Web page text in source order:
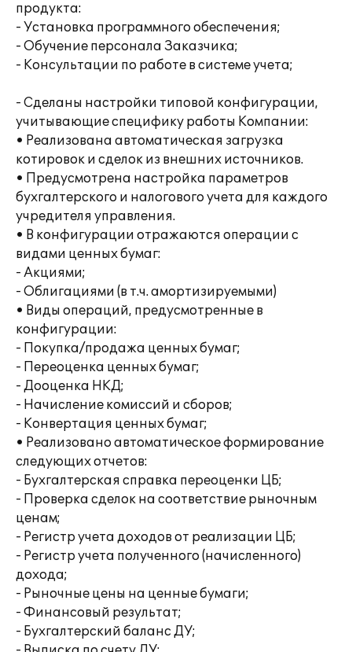
продукта:
- Установка программного обеспечения;
- Обучение персонала Заказчика;
- Консультации по работе в системе учета;
- Сделаны настройки типовой конфигурации,
учитывающие специфику работы Компании:
• Реализована автоматическая загрузка
котировок и сделок из внешних источников.
• Предусмотрена настройка параметров
бухгалтерского и налогового учета для каждого
учредителя управления.
• В конфигурации отражаются операции с
видами ценных бумаг:
- Акциями;
- Облигациями (в т.ч. амортизируемыми)
• Виды операций, предусмотренные в
конфигурации:
- Покупка/продажа ценных бумаг;
- Переоценка ценных бумаг;
- Дооценка НКД;
- Начисление комиссий и сборов;
- Конвертация ценных бумаг;
• Реализовано автоматическое формирование
следующих отчетов:
- Бухгалтерская справка переоценки ЦБ;
- Проверка сделок на соответствие рыночным
ценам;
- Регистр учета доходов от реализации ЦБ;
- Регистр учета полученного (начисленного)
дохода;
- Рыночные цены на ценные бумаги;
- Финансовый результат;
- Бухгалтерский баланс ДУ;